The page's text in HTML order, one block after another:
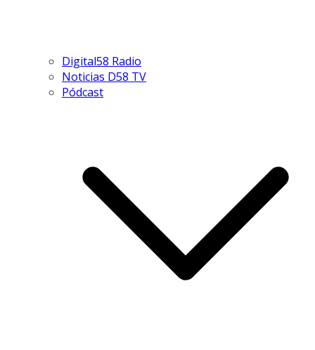
Digital58 Radio
Noticias D58 TV
Pódcast